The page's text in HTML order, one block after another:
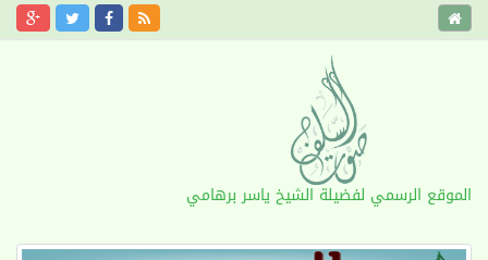
الموقع الرسمي لفضيلة الشيخ ياسر برهامي